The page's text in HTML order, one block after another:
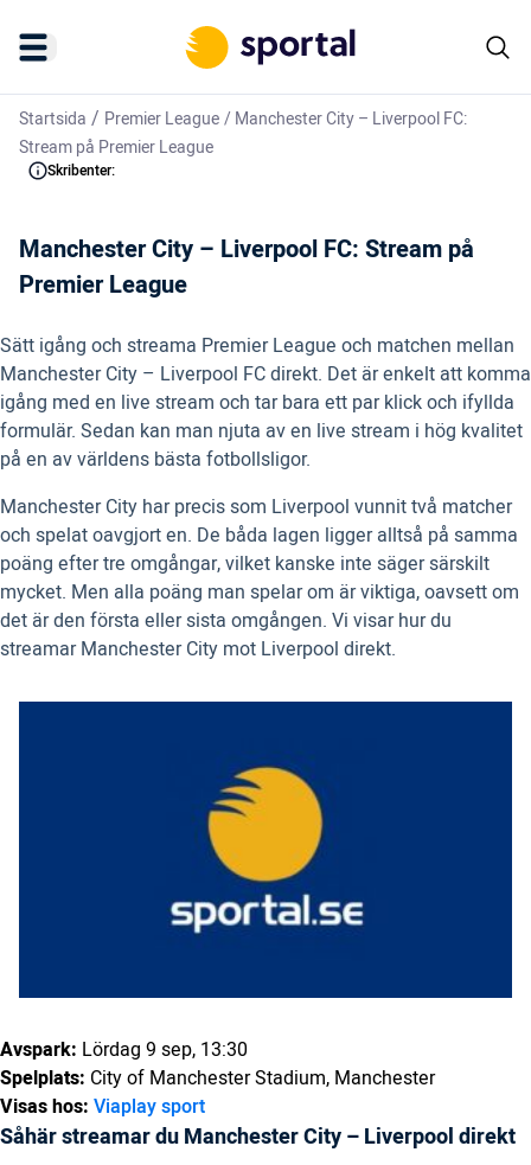
Startsida / Premier League/Manchester City – Liverpool FC:
Stream på Premier League
Skribenter:
Manchester City – Liverpool FC: Stream på
Premier League
Sätt igång och streama Premier League och matchen mellan
Manchester City – Liverpool FC direkt. Det är enkelt att komma
igång med en live stream och tar bara ett par klick och ifyllda
formulär. Sedan kan man njuta av en live stream i hög kvalitet
på en av världens bästa fotbollsligor.
Manchester City har precis som Liverpool vunnit två matcher
och spelat oavgjort en. De båda lagen ligger alltså på samma
poäng efter tre omgångar, vilket kanske inte säger särskilt
mycket. Men alla poäng man spelar om är viktiga, oavsett om
det är den första eller sista omgången. Vi visar hur du
streamar Manchester City mot Liverpool direkt.
Avspark: Lördag 9 sep, 13:30
Spelplats: City of Manchester Stadium, Manchester
Visas hos: Viaplay sport
Såhär streamar du Manchester City – Liverpool direkt